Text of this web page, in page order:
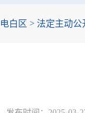
电白区 > 法定主动公